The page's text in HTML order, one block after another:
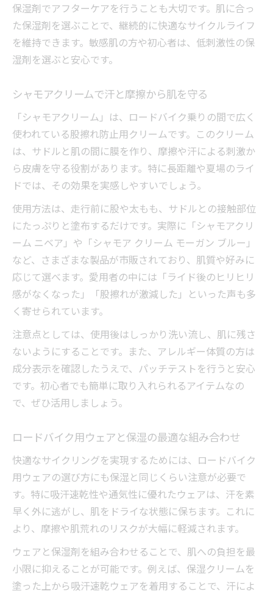
保湿剤でアフターケアを行うことも大切です。肌に合っ
た保湿剤を選ぶことで、継続的に快適なサイクルライフ
を維持できます。敏感肌の方や初心者は、低刺激性の保
湿剤を選ぶと安心です。
シャモアクリームで汗と摩擦から肌を守る
「シャモアクリーム」は、ロードバイク乗りの間で広く
使われている股擦れ防止用クリームです。このクリーム
は、サドルと肌の間に膜を作り、摩擦や汗による刺激か
ら皮膚を守る役割があります。特に長距離や夏場のライ
ドでは、その効果を実感しやすいでしょう。
使用方法は、走行前に股や太もも、サドルとの接触部位
にたっぷりと塗布するだけです。実際に「シャモアクリ
ーム ニベア」や「シャモア クリーム モーガン ブルー」
など、さまざまな製品が市販されており、肌質や好みに
応じて選べます。愛用者の中には「ライド後のヒリヒリ
感がなくなった」「股擦れが激減した」といった声も多
く寄せられています。
注意点としては、使用後はしっかり洗い流し、肌に残さ
ないようにすることです。また、アレルギー体質の方は
成分表示を確認したうえで、パッチテストを行うと安心
です。初心者でも簡単に取り入れられるアイテムなの
で、ぜひ活用しましょう。
ロードバイク用ウェアと保湿の最適な組み合わせ
快適なサイクリングを実現するためには、ロードバイク
用ウェアの選び方にも保湿と同じくらい注意が必要で
す。特に吸汗速乾性や通気性に優れたウェアは、汗を素
早く外に逃がし、肌をドライな状態に保ちます。これに
より、摩擦や肌荒れのリスクが大幅に軽減されます。
ウェアと保湿剤を組み合わせることで、肌への負担を最
小限に抑えることが可能です。例えば、保湿クリームを
塗った上から吸汗速乾ウェアを着用することで、汗によ